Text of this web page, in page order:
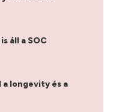
áll a SOC
a longevity és a